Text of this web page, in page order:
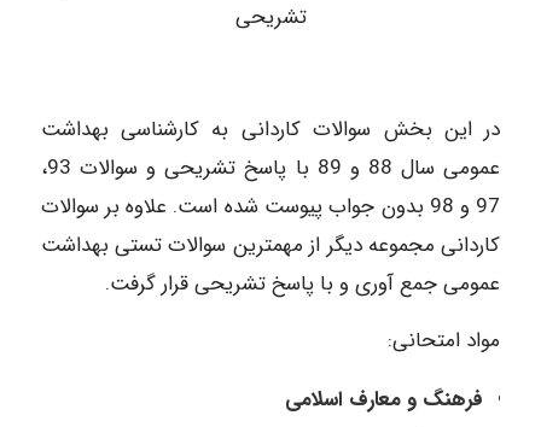
تشریحی
در این بخش سوالات کاردانی به کارشناسی بهداشت
عمومی سال 88 و 89 با پاسخ تشریحی و سوالات 93،
97 و 98 بدون جواب پیوست شده است. علاوه بر سوالات
کاردانی مجموعه دیگر از مهمترین سوالات تستی بهداشت
عمومی جمع آوری و با پاسخ تشریحی قرار گرفت.
مواد امتحانی:
فرهنگ و معارف اسلامی